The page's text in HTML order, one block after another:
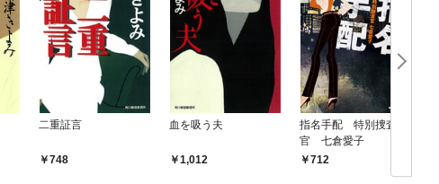
二重証言
748
血を吸う夫
1,012
指名手配 特別捜査
官 七倉愛子
712